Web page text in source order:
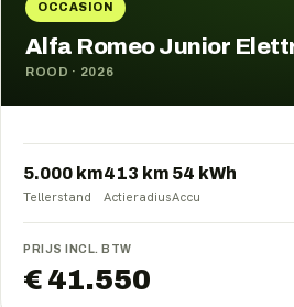
OCCASION
Alfa Romeo Junior
ROOD · 2026
5.000 km
Tellerstand
413 km
Actieradius
54 kWh
Accu
PRIJS INCL. BTW
€ 41.550